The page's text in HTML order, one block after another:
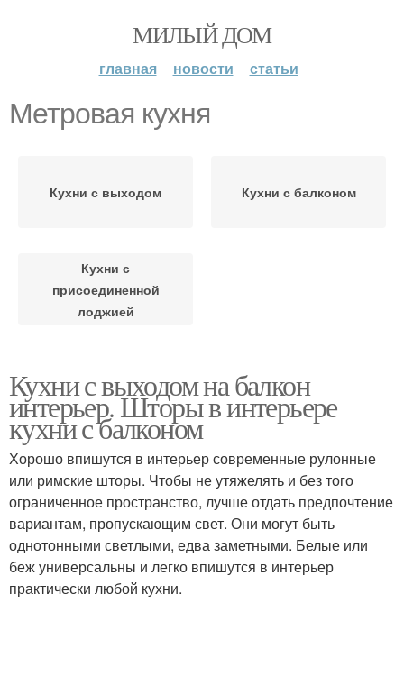
МИЛЫЙ ДОМ
главная новости статьи
Метровая кухня
Кухни с выходом Кухни с балконом
Кухни с
присоединенной
лоджией
Кухни с выходом на балкон
интерьер. Шторы в интерьере
кухни с балконом
Хорошо впишутся в интерьер современные рулонные
или римские шторы. Чтобы не утяжелять и без того
ограниченное пространство, лучше отдать предпочтение
вариантам, пропускающим свет. Они могут быть
однотонными светлыми, едва заметными. Белые или
беж универсальны и легко впишутся в интерьер
практически любой кухни.